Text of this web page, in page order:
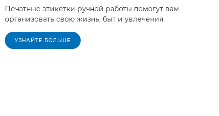
Печатные этикетки ручной работы помогут вам
организовать свою жизнь, быт и увлечения.
УЗНАЙТЕ БОЛЬШЕ